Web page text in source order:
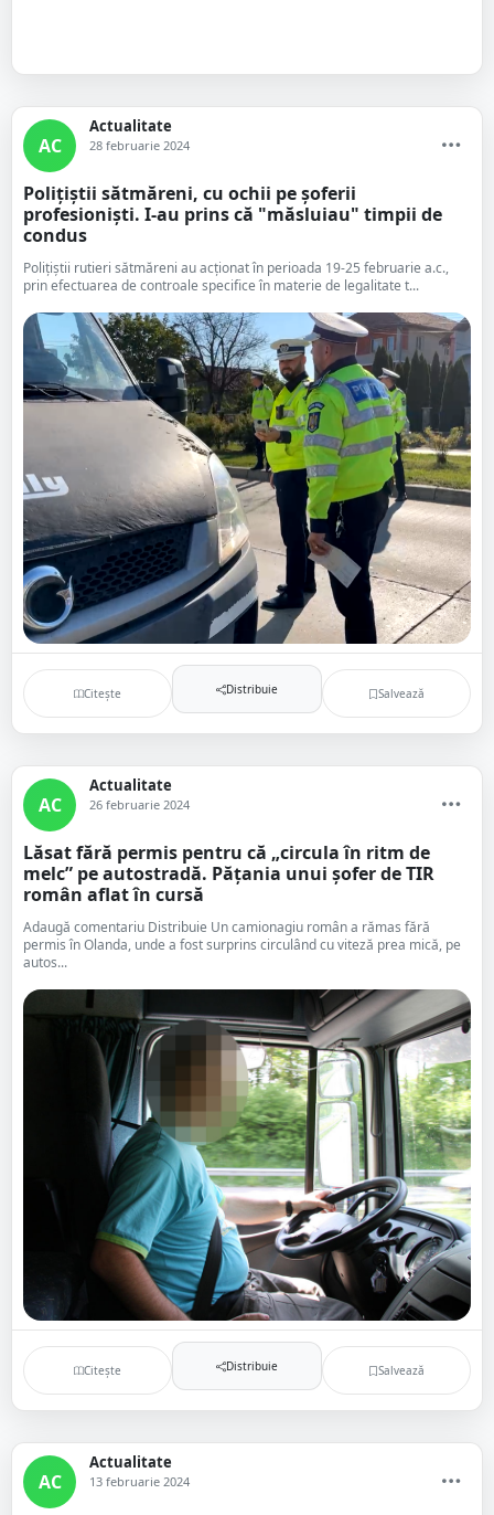
AC
Actualitate
28 februarie 2024
Polițiștii sătmăreni, cu ochii pe șoferii
profesioniști. I-au prins că "măsluiau" timpii de
condus
Polițiștii rutieri sătmăreni au acționat în perioada 19-25 februarie a.c.,
prin efectuarea de controale specifice în materie de legalitate t...
Citește Distribuie Salvează
AC
Actualitate
26 februarie 2024
Lăsat fără permis pentru că „circula în ritm de
melc” pe autostradă. Pățania unui șofer de TIR
român aflat în cursă
Adaugă comentariu Distribuie Un camionagiu român a rămas fără
permis în Olanda, unde a fost surprins circulând cu viteză prea mică, pe
autos...
Citește Distribuie Salvează
AC
Actualitate
13 februarie 2024